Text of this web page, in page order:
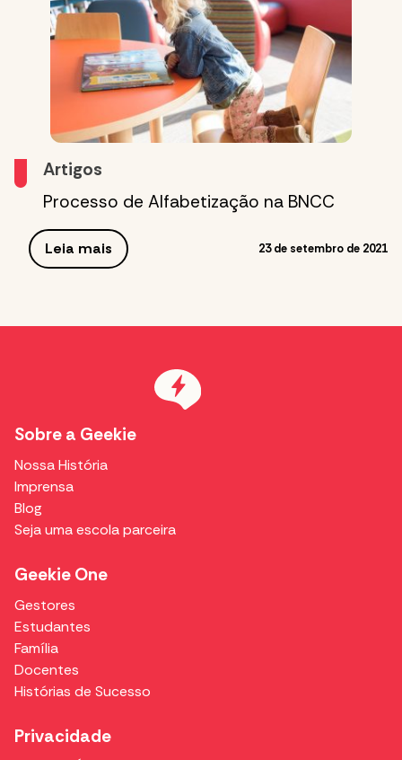
Artigos
Processo de Alfabetização na BNCC
Leia mais 23 de setembro de 2021
Sobre a Geekie
Nossa História
Imprensa
Blog
Seja uma escola parceira
Geekie One
Gestores
Estudantes
Família
Docentes
Histórias de Sucesso
Privacidade